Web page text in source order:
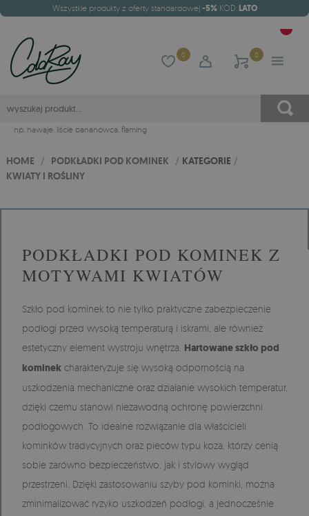
Wszystkie produkty z oferty standardowej -5%KOD:LATO
0 0
np. hawaje, liście bananowca, flaming
HOME / PODKŁADKI POD KOMINEK / KATEGORIE /
KWIATY I ROŚLINY
PODKŁADKI POD KOMINEK Z
MOTYWAMI KWIATÓW
Szkło pod kominek to nie tylko praktyczne zabezpieczenie
podłogi przed wysoką temperaturą i iskrami, ale również
estetyczny element wystroju wnętrza. Hartowane szkło pod
kominek charakteryzuje się wysoką odpornością na
uszkodzenia mechaniczne oraz działanie wysokich temperatur,
dzięki czemu stanowi niezawodną ochronę powierzchni
podłogowych. To idealne rozwiązanie dla właścicieli
kominków tradycyjnych oraz pieców typu koza, którzy cenią
sobie zarówno bezpieczeństwo, jak i stylowy wygląd
przestrzeni. Dzięki zastosowaniu szyby pod kominki, można
zminimalizować ryzyko uszkodzeń podłogi, a jednocześnie